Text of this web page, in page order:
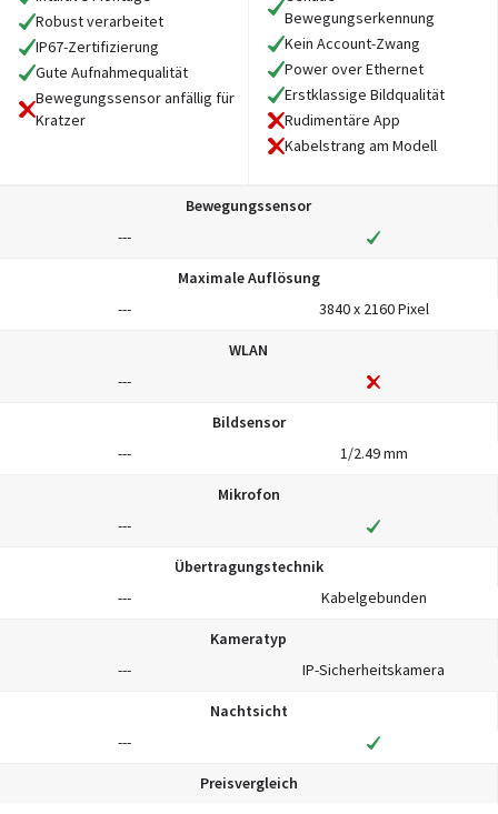
Robust verarbeitet
IP67-Zertifizierung
Gute Aufnahmequalität
Bewegungssensor anfällig für
Kratzer
Bewegungserkennung
Kein Account-Zwang
Power over Ethernet
Erstklassige Bildqualität
Rudimentäre App
Kabelstrang am Modell
Bewegungssensor
---
Maximale Auflösung
---
3840 x 2160 Pixel
WLAN
---
Bildsensor
---
1/2.49 mm
Mikrofon
---
Übertragungstechnik
---
Kabelgebunden
Kameratyp
---
IP-Sicherheitskamera
Nachtsicht
---
Preisvergleich